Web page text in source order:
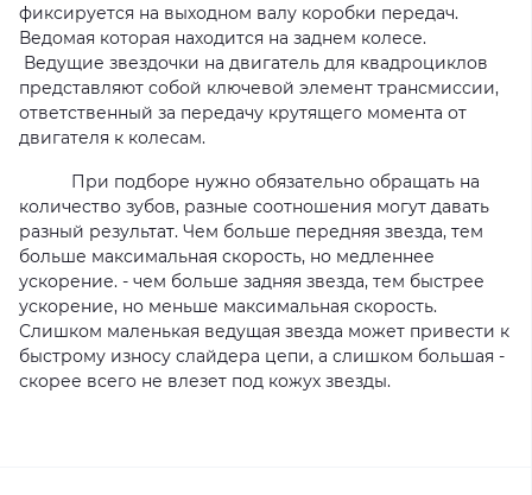
фиксируется на выходном валу коробки передач.
Ведомая которая находится на заднем колесе.
Ведущие звездочки на двигатель для квадроциклов
представляют собой ключевой элемент трансмиссии,
ответственный за передачу крутящего момента от
двигателя к колесам.
При подборе нужно обязательно обращать на
количество зубов, разные соотношения могут давать
разный результат. Чем больше передняя звезда, тем
больше максимальная скорость, но медленнее
ускорение. - чем больше задняя звезда, тем быстрее
ускорение, но меньше максимальная скорость.
Слишком маленькая ведущая звезда может привести к
быстрому износу слайдера цепи, а слишком большая -
скорее всего не влезет под кожух звезды.